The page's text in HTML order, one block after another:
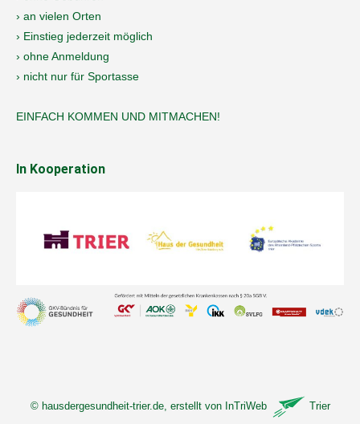
› an vielen Orten
› Einstieg jederzeit möglich
› ohne Anmeldung
› nicht nur für Sportasse
EINFACH KOMMEN UND MITMACHEN!
In Kooperation
© hausdergesundheit-trier.de, erstellt von InTriWeb Trier